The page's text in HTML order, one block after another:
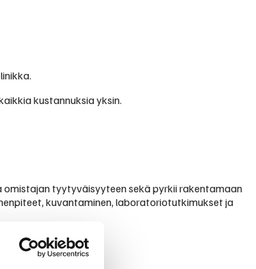
kustannuksia yksin.
omistajan tyytyväisyyteen sekä pyrkii rakentamaan
kuvantaminen, laboratoriotutkimukset ja